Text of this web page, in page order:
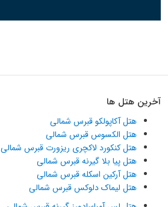
آخرین هتل ها
هتل آکاپولکو قبرس شمالی
هتل الکسوس قبرس شمالی
هتل کنکورد لاکچری ریزورت قبرس شمالی
هتل پیا بلا گیرنه قبرس شمالی
هتل آرکین اسکله قبرس شمالی
هتل لیماک دلوکس قبرس شمالی